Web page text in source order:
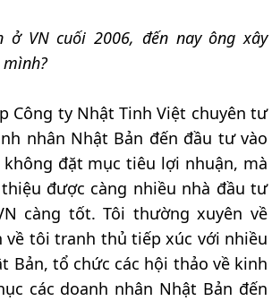
VN cuối 2006, đến nay ông xây
Công ty Nhật Tinh Việt chuyên tư
nhân Nhật Bản đến đầu tư vào
không đặt mục tiêu lợi nhuận, mà
được càng nhiều nhà đầu tư
càng tốt. Tôi thường xuyên về
về tôi tranh thủ tiếp xúc với nhiều
Bản, tổ chức các hội thảo về kinh
các doanh nhân Nhật Bản đến